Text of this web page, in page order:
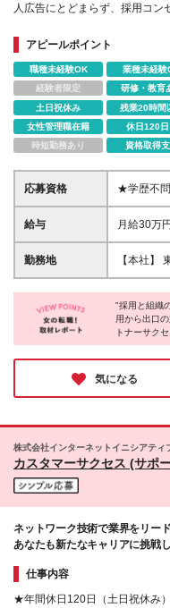
人広告にとどまらず、採用コン
アピールポイント
職種未経験OK 業種未経験
経験者限定
研修・教育
土日祝休み
残業20時間
女性管理職在籍
休日120日
時短勤務あり
資格取得
応募資格
★学歴不問
条件（い
での就業
お待ちし
りなさを
い方 ・採
データを
給与
月給30万
験・能力
え決定し
ートナー
映される設計です。 ◆ 社
インター
CS統括 【1年
ご相談を
方 ・成果
うえで、
します。 ◆ 成長フェーズだからこそ 当社は4期目売
勤務地
【本社】
6F ◆ アクセス ・JR「代々木駅」より徒歩3分 ・小田
急線「南
駅」より徒歩9分 ※転勤はあり
・フリー
社用PC・
"採用と組織
用から出口
トナーサク
る。"採れて
が信条。ク
高いリピー
気になる
株式会社インターネットイニシアティ
カスタマーサクセス (サポ
ネットワーク技術で業界をリー
あなたも新たなキャリアに挑戦
仕事内容
★年間休日120日（土日祝休み）